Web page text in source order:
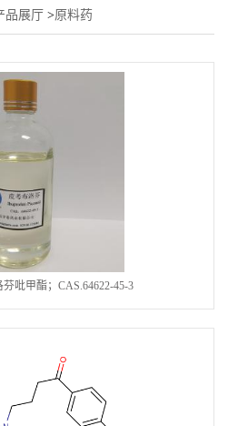
品展厅 >原料药
吡甲酯；CAS.64622-45-3